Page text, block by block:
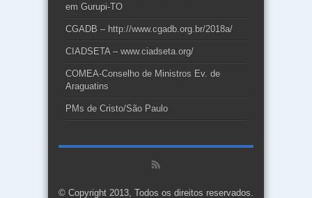
em Gurupi-TO
CGADB – http://www.cgadb.org.br/2018a/
CIADSETA – www.ciadseta.org/
COMEA-Conselho de Ministros Ev. de
Araguatins
PMs de Cristo/São Paulo
© Copyright 2013, Todos os direitos reservados.